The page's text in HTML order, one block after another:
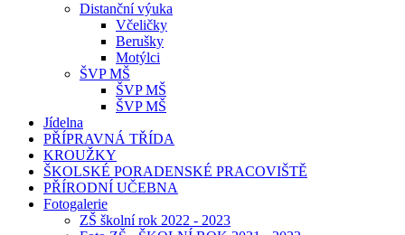
Distanční výuka
Včeličky
Berušky
Motýlci
ŠVP MŠ
ŠVP MŠ
ŠVP MŠ
Jídelna
PŘÍPRAVNÁ TŘÍDA
KROUŽKY
ŠKOLSKÉ PORADENSKÉ PRACOVIŠTĚ
PŘÍRODNÍ UČEBNA
Fotogalerie
ZŠ školní rok 2022 - 2023